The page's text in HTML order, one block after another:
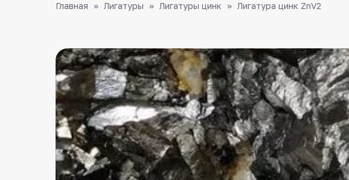
Главная Лигатуры Лигатуры цинк Лигатура цинк ZnV2